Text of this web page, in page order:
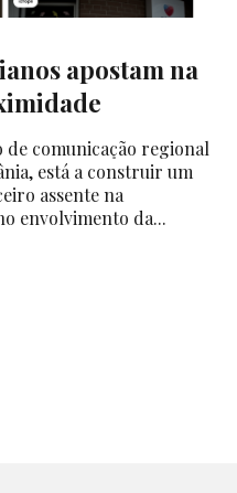
apostam na
de comunicação regional
está a construir um
assente na
envolvimento da...